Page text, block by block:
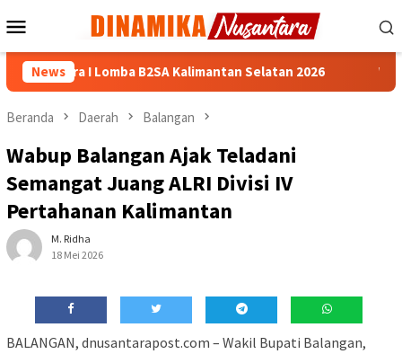
ke
Mobile
News
Juara I Lomba B2SA Kalimantan Selatan 2026 Wali
Beranda Daerah Balangan
Wabup Balangan Ajak Teladani
Semangat Juang ALRI Divisi IV
Pertahanan Kalimantan
M. Ridha
18 Mei 2026
BALANGAN, dnusantarapost.com – Wakil Bupati Balangan,